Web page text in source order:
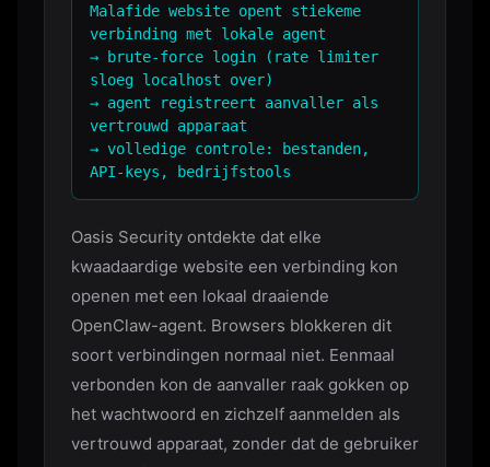
Malafide website opent stiekeme
verbinding met lokale agent
→ brute-force login (rate limiter
sloeg localhost over)
→ agent registreert aanvaller als
vertrouwd apparaat
→ volledige controle: bestanden,
API-keys, bedrijfstools
Oasis Security ontdekte dat elke
kwaadaardige website een verbinding kon
openen met een lokaal draaiende
OpenClaw-agent. Browsers blokkeren dit
soort verbindingen normaal niet. Eenmaal
verbonden kon de aanvaller raak gokken op
het wachtwoord en zichzelf aanmelden als
vertrouwd apparaat, zonder dat de gebruiker